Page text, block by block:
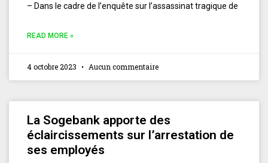
– Dans le cadre de l’enquête sur l’assassinat tragique de
READ MORE »
4 octobre 2023 Aucun commentaire
La Sogebank apporte des
éclaircissements sur l’arrestation de
ses employés